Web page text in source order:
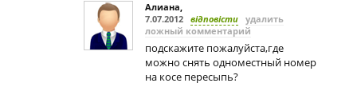
Алиана,
7.07.2012 відповісти удалить
ложный комментарий
подскажите пожалуйста,где
можно снять одноместный номер
на косе пересыпь?